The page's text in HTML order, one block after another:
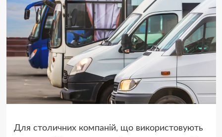
Для столичних компаній, що використовують